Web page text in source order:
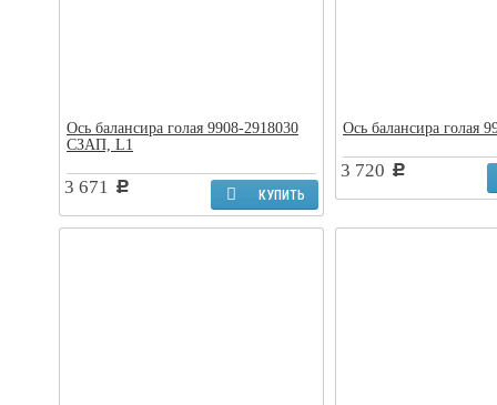
Ось балансира голая 9908-2918030
СЗАП, L1
3 671 c
КУПИТЬ
Ось балансира голая
3 720 c